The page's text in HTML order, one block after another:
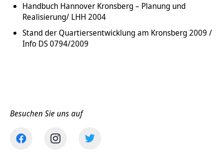
Handbuch Hannover Kronsberg – Planung und
Realisierung/ LHH 2004
Stand der Quartiersentwicklung am Kronsberg 2009 /
Info DS 0794/2009
Besuchen Sie uns auf